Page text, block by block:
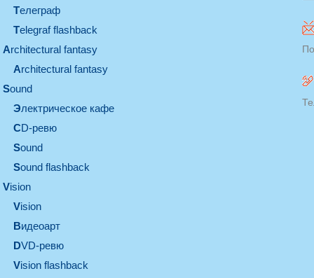
телеграф
Telegraf flashback
architectural fantasy
architectural fantasy
sound
электрическое кафе
CD-ревю
sound
Sound flashback
vision
vision
видеоарт
DVD-ревю
Vision flashback